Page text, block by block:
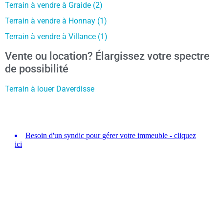
Terrain à vendre à Graide (2)
Terrain à vendre à Honnay (1)
Terrain à vendre à Villance (1)
Vente ou location? Élargissez votre spectre
de possibilité
Terrain à louer Daverdisse